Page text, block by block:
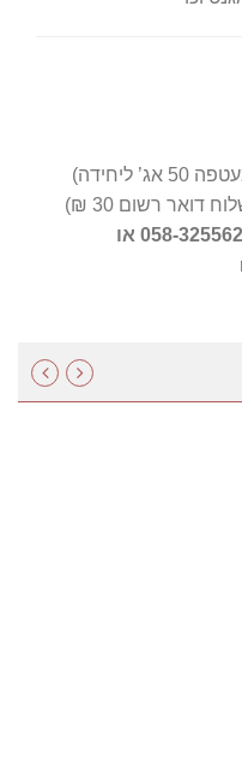
רשום 30 ₪)
לייעוץ, פרטים והזמנות בטל’: 058-3255626 או